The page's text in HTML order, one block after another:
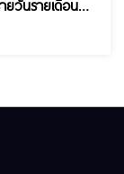
ยวันรายเดือน